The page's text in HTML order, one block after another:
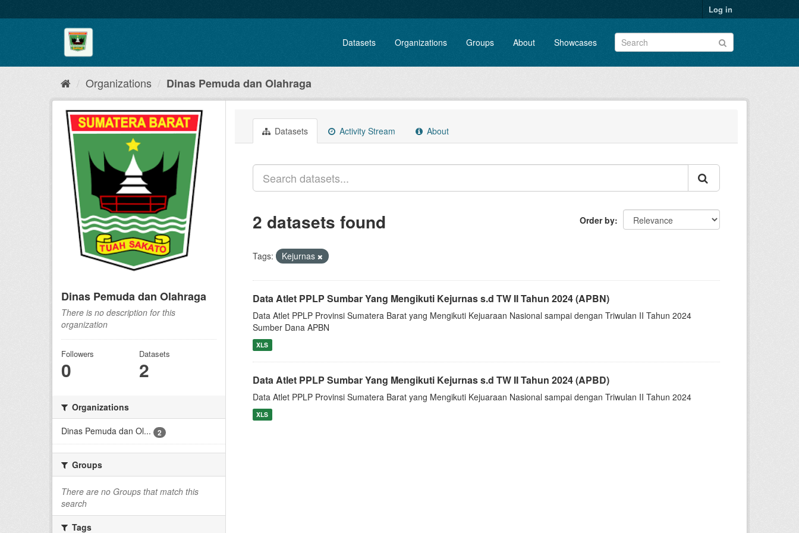
to
Log in
Datasets Organizations Groups About Showcases
Organizations Dinas Pemuda dan Olahraga
Dinas Pemuda dan Olahraga
There is no description for this
organization
Followers
0
Datasets
2
Organizations
Dinas Pemuda dan Ol...
2
Groups
There are no Groups that match this
search
Tags
Datasets Activity Stream About
Order by
2 datasets found
Tags: Kejurnas
Data Atlet PPLP Sumbar Yang Mengikuti Kejurnas s.d TW II Tahun 2024 (APBN)
Data Atlet PPLP Provinsi Sumatera Barat yang Mengikuti Kejuaraan Nasional sampai dengan Triwulan II Tahun 2024
Sumber Dana APBN
XLS
Data Atlet PPLP Sumbar Yang Mengikuti Kejurnas s.d TW II Tahun 2024 (APBD)
Data Atlet PPLP Provinsi Sumatera Barat yang Mengikuti Kejuaraan Nasional sampai dengan Triwulan II Tahun 2024
XLS